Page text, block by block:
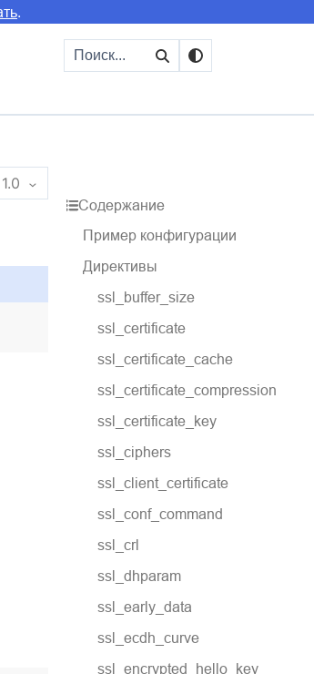
.
1.0
Содержание
Пример конфигурации
Директивы
ssl_buffer_size
ssl_certificate
ssl_certificate_cache
ssl_certificate_compression
ssl_certificate_key
ssl_ciphers
ssl_client_certificate
ssl_conf_command
ssl_crl
ssl_dhparam
ssl_early_data
ssl_ecdh_curve
ssl_encrypted_hello_key